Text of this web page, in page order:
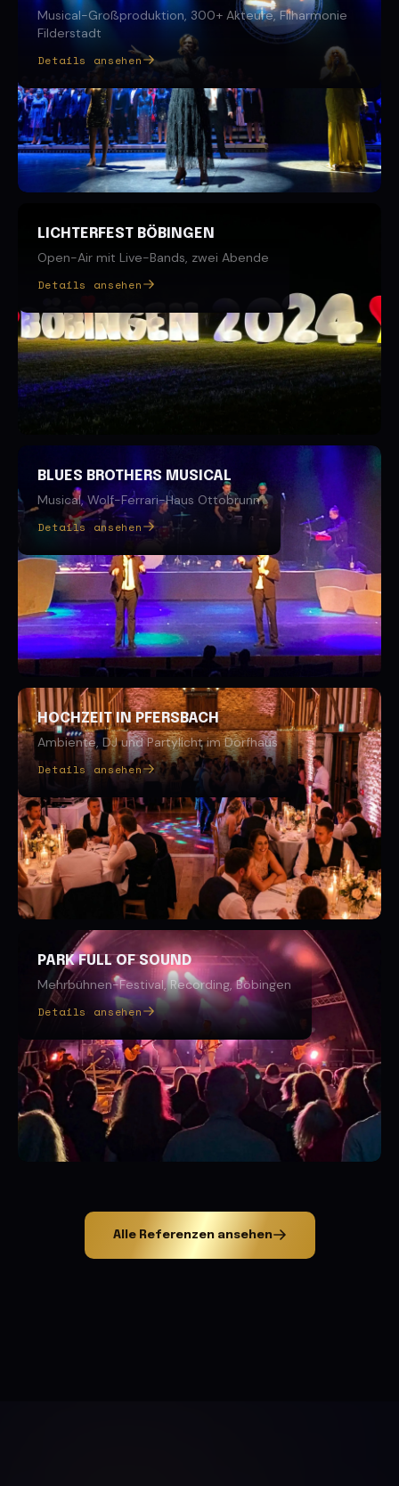
Musical-Großproduktion, 300+ Akteure, Filharmonie
Filderstadt
Details ansehen
LICHTERFEST BÖBINGEN
Open-Air mit Live-Bands, zwei Abende
Details ansehen
BLUES BROTHERS MUSICAL
Musical, Wolf-Ferrari-Haus Ottobrunn
Details ansehen
HOCHZEIT IN PFERSBACH
Ambiente, DJ und Partylicht im Dorfhaus
Details ansehen
PARK FULL OF SOUND
Mehrbühnen-Festival, Recording, Böbingen
Details ansehen
Alle Referenzen ansehen